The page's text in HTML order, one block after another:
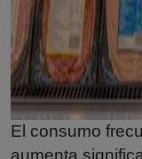
El consumo
aumenta